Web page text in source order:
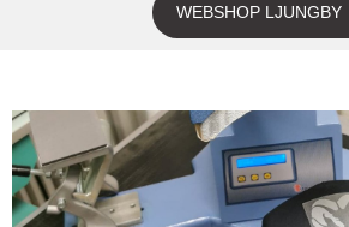
WEBSHOP LJUNGBY